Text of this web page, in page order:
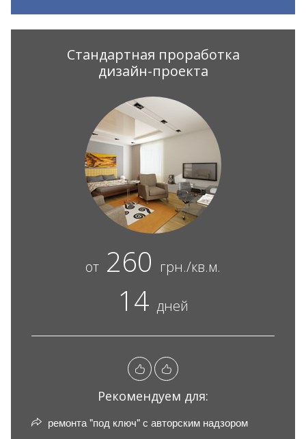
Стандартная проработка
дизайн-проекта
от 260 грн./кв.м.
14 дней
Рекомендуем для:
ремонта "под ключ" с авторским надзором